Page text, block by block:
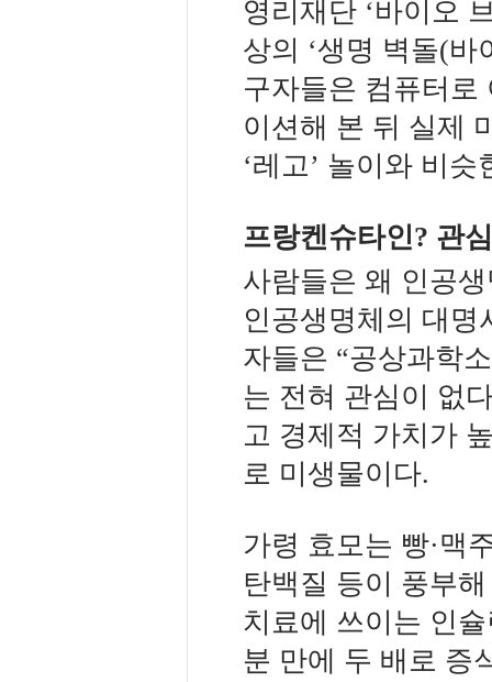
영리재단 ‘바이오
상의 ‘생명 벽돌(바
구자들은 컴퓨터로
이션해 본 뒤 실제
‘레고’ 놀이와 비
프랑켄슈타인? 관
사람들은 왜 인공
인공생명체의 대
자들은 “공상과학
는 전혀 관심이 없
고 경제적 가치가
로 미생물이다.
가령 효모는 빵·맥
탄백질 등이 풍부
치료에 쓰이는 인
분 만에 두 배로 증